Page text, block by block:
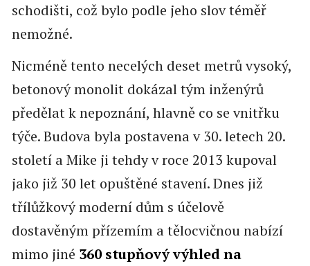
schodišti, což bylo podle jeho slov téměř
nemožné.
Nicméně tento necelých deset metrů vysoký,
betonový monolit dokázal tým inženýrů
předělat k nepoznání, hlavně co se vnitřku
týče. Budova byla postavena v 30. letech 20.
století a Mike ji tehdy v roce 2013 kupoval
jako již 30 let opuštěné stavení. Dnes již
třílůžkový moderní dům s účelově
dostavěným přízemím a tělocvičnou nabízí
mimo jiné 360 stupňový výhled na